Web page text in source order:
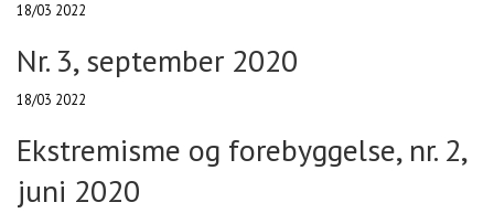
18/03 2022
Nr. 3, september 2020
18/03 2022
Ekstremisme og forebyggelse, nr. 2,
juni 2020